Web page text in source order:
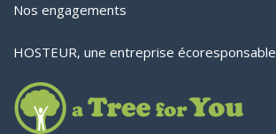
Nos engagements
HOSTEUR, une entreprise écoresponsable